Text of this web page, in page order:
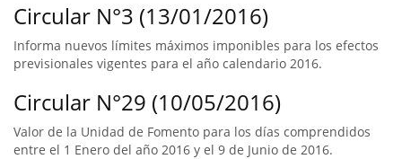
Circular N°3 (13/01/2016)
Informa nuevos límites máximos imponibles para los efectos
previsionales vigentes para el año calendario 2016.
Circular N°29 (10/05/2016)
Valor de la Unidad de Fomento para los días comprendidos
entre el 1 Enero del año 2016 y el 9 de Junio de 2016.